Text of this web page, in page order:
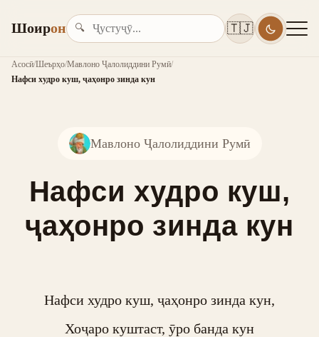
Шоирон 🔍 🇹🇯
Асосӣ/Шеърҳо/Мавлоно Ҷалолиддини Румӣ/
Нафси худро куш, ҷаҳонро зинда кун
Мавлоно Ҷалолиддини Румӣ
Нафси худро куш,
ҷаҳонро зинда кун
Нафси худро куш, ҷаҳонро зинда кун,
Хоҷаро куштаст, ӯро банда кун